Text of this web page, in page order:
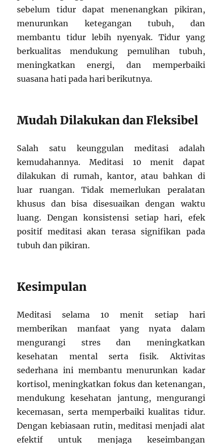
sebelum tidur dapat menenangkan pikiran,
menurunkan ketegangan tubuh, dan
membantu tidur lebih nyenyak. Tidur yang
berkualitas mendukung pemulihan tubuh,
meningkatkan energi, dan memperbaiki
suasana hati pada hari berikutnya.
Mudah Dilakukan dan Fleksibel
Salah satu keunggulan meditasi adalah
kemudahannya. Meditasi 10 menit dapat
dilakukan di rumah, kantor, atau bahkan di
luar ruangan. Tidak memerlukan peralatan
khusus dan bisa disesuaikan dengan waktu
luang. Dengan konsistensi setiap hari, efek
positif meditasi akan terasa signifikan pada
tubuh dan pikiran.
Kesimpulan
Meditasi selama 10 menit setiap hari
memberikan manfaat yang nyata dalam
mengurangi stres dan meningkatkan
kesehatan mental serta fisik. Aktivitas
sederhana ini membantu menurunkan kadar
kortisol, meningkatkan fokus dan ketenangan,
mendukung kesehatan jantung, mengurangi
kecemasan, serta memperbaiki kualitas tidur.
Dengan kebiasaan rutin, meditasi menjadi alat
efektif untuk menjaga keseimbangan